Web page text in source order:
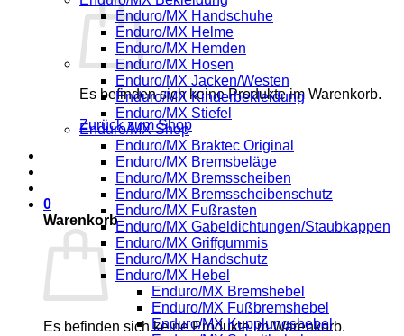
Es befinden sich keine Produkte im Warenkorb.
Zurück zum Shop
0
Warenkorb
Es befinden sich keine Produkte im Warenkorb.
Enduro/MX Handschuhe
Enduro/MX Helme
Enduro/MX Hemden
Enduro/MX Hosen
Enduro/MX Jacken/Westen
Enduro/MX Kinderbekleidung
Enduro/MX Stiefel
Enduro/MX Shop
Enduro/MX Braktec Original
Enduro/MX Bremsbeläge
Enduro/MX Bremsscheiben
Enduro/MX Bremsscheibenschutz
Enduro/MX Fußrasten
Enduro/MX Gabeldichtungen/Staubkappen
Enduro/MX Griffgummis
Enduro/MX Handschutz
Enduro/MX Hebel
Enduro/MX Bremshebel
Enduro/MX Fußbremshebel
Enduro/MX Kupplungshebel